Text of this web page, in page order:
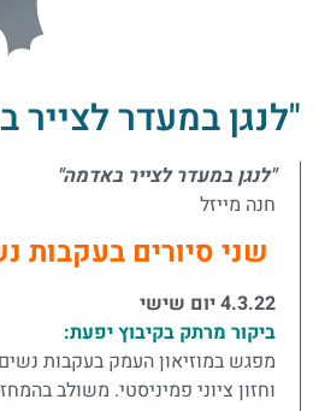
"לנגן במעדר
"לנגן במעדר לצייר באדמה"
חנה מייזל
שני סיורים בעקבות
4.3.22 יום שישי
ביקור מרתק בקיבוץ יפעת:
מפגש במוזיאון העמק בעקבות
וחזון ציוני פמיניסטי. משולב